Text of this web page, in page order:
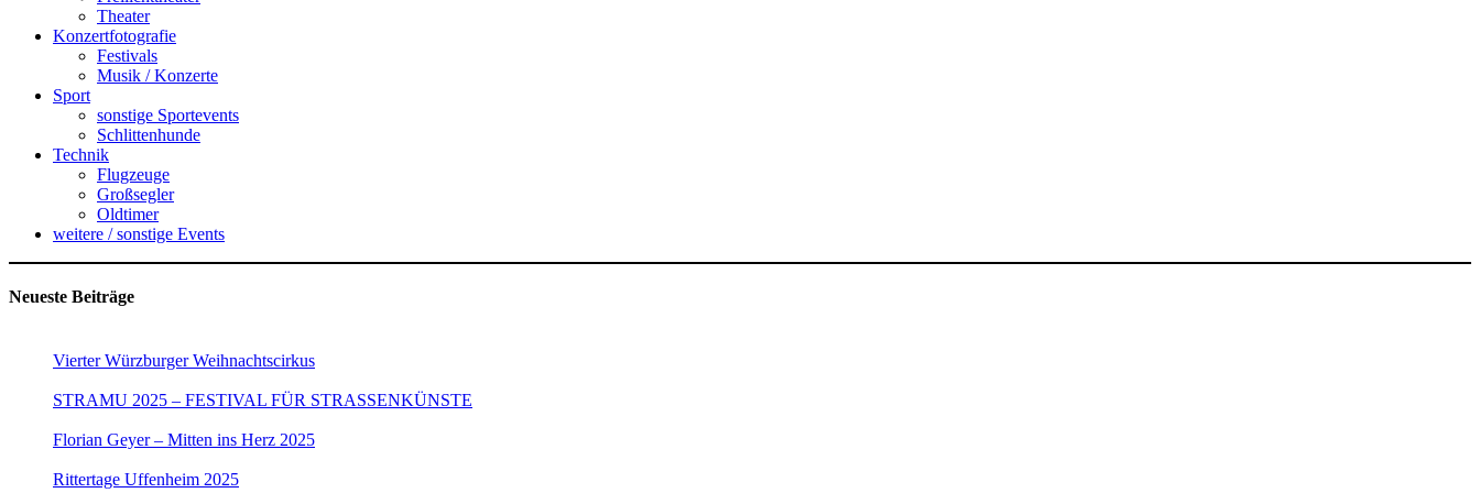
Theater
Konzertfotografie
Festivals
Musik / Konzerte
Sport
sonstige Sportevents
Schlittenhunde
Technik
Flugzeuge
Großsegler
Oldtimer
weitere / sonstige Events
Neueste Beiträge
Vierter Würzburger Weihnachtscirkus
STRAMU 2025 – FESTIVAL FÜR STRASSENKÜNSTE
Florian Geyer – Mitten ins Herz 2025
Rittertage Uffenheim 2025